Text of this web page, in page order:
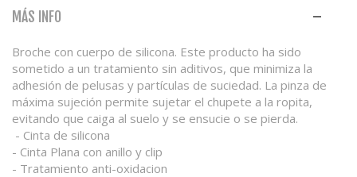
MÁS INFO
Broche con cuerpo de silicona. Este producto ha sido
sometido a un tratamiento sin aditivos, que minimiza la
adhesión de pelusas y partículas de suciedad. La pinza de
máxima sujeción permite sujetar el chupete a la ropita,
evitando que caiga al suelo y se ensucie o se pierda.
- Cinta de silicona
- Cinta Plana con anillo y clip
- Tratamiento anti-oxidacion